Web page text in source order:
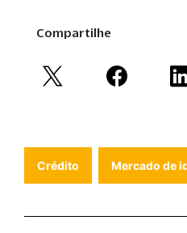
Compartilhe
Crédito Mercado de